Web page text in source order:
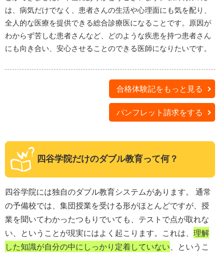
は、病気だけでなく、患者さんの生活や心理面にも気を配り、
全人的な医療を提供できる総合診療医になることです。原因が
わからず苦しむ患者さんなど、どのような疾患を持つ患者さん
にも向き合い、安心させることのできる医師になりたいです。
合格体験記をもっと見る
パンフレット請求をする
四谷学院だけのダブル教育って何？
四谷学院には独自のダブル教育システムがあります。 通常
の予備校では、集団授業を受ける形がほとんどですが、授
業を聞いてわかったつもりでいても、テストで点が取れな
い、ということが現実にはよく起こります。これは、 理解
した知識が自分の中にしっかり定着していない、というこ